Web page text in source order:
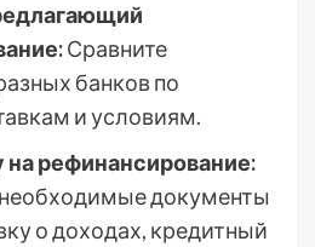
Сравните
банков по
и условиям.
на рефинансирование:
документы
о доходах, кредитный